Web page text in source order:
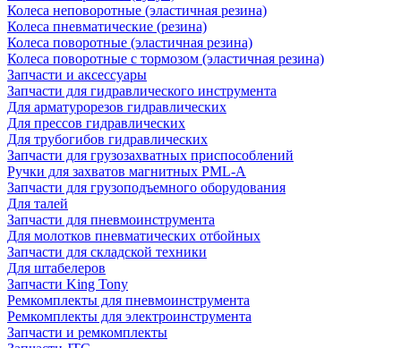
Колеса неповоротные (эластичная резина)
Колеса пневматические (резина)
Колеса поворотные (эластичная резина)
Колеса поворотные c тормозом (эластичная резина)
Запчасти и аксессуары
Запчасти для гидравлического инструмента
Для арматурорезов гидравлических
Для прессов гидравлических
Для трубогибов гидравлических
Запчасти для грузозахватных приспособлений
Ручки для захватов магнитных PML-A
Запчасти для грузоподъемного оборудования
Для талей
Запчасти для пневмоинструмента
Для молотков пневматических отбойных
Запчасти для складской техники
Для штабелеров
Запчасти King Tony
Ремкомплекты для пневмоинструмента
Ремкомплекты для электроинструмента
Запчасти и ремкомплекты